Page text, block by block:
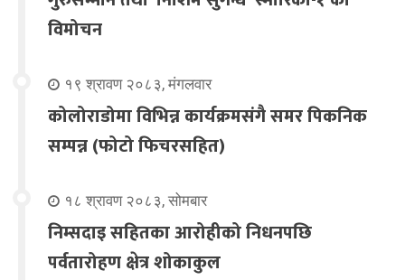
विमोचन
१९ श्रावण २०८३, मंगलवार
कोलोराडोमा विभिन्न कार्यक्रमसंगै समर पिकनिक
सम्पन्न (फोटो फिचरसहित)
१८ श्रावण २०८३, सोमबार
निम्सदाइ सहितका आरोहीको निधनपछि
पर्वतारोहण क्षेत्र शोकाकुल